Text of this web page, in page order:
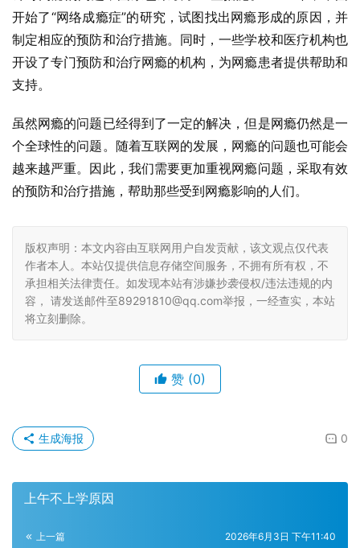
开始了“网络成瘾症”的研究，试图找出网瘾形成的原因，并
制定相应的预防和治疗措施。同时，一些学校和医疗机构也
开设了专门预防和治疗网瘾的机构，为网瘾患者提供帮助和
支持。
虽然网瘾的问题已经得到了一定的解决，但是网瘾仍然是一
个全球性的问题。随着互联网的发展，网瘾的问题也可能会
越来越严重。因此，我们需要更加重视网瘾问题，采取有效
的预防和治疗措施，帮助那些受到网瘾影响的人们。
版权声明：本文内容由互联网用户自发贡献，该文观点仅代表
作者本人。本站仅提供信息存储空间服务，不拥有所有权，不
承担相关法律责任。如发现本站有涉嫌抄袭侵权/违法违规的内
容， 请发送邮件至89291810@qq.com举报，一经查实，本站
将立刻删除。
赞 (0)
0
生成海报
上午不上学原因
上一篇 2026年6月3日 下午11:40